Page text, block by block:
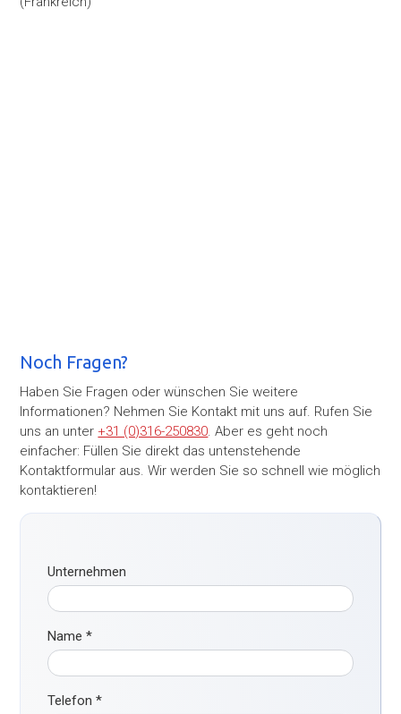
Noch Fragen?
Haben Sie Fragen oder wünschen Sie weitere
Informationen? Nehmen Sie Kontakt mit uns auf. Rufen Sie
uns an unter +31 (0)316-250830. Aber es geht noch
einfacher: Füllen Sie direkt das untenstehende
Kontaktformular aus. Wir werden Sie so schnell wie möglich
kontaktieren!
Unternehmen
Name*
Telefon*